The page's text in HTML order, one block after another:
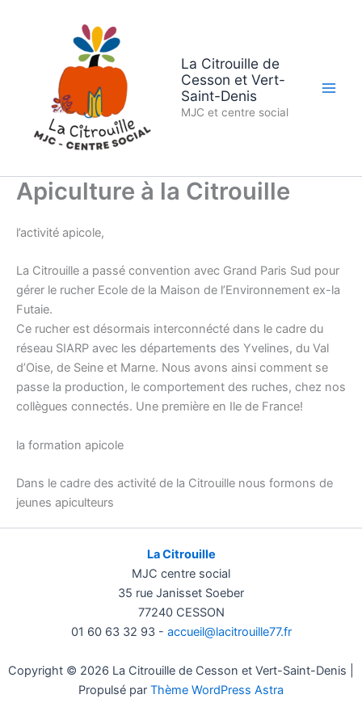
La Citrouille de
Cesson et Vert-
Saint-Denis
MJC et centre social
Apiculture à la Citrouille
l’activité apicole,
La Citrouille a passé convention avec Grand Paris Sud pour
gérer le rucher Ecole de la Maison de l’Environnement ex-la
Futaie.
Ce rucher est désormais interconnécté dans le cadre du
réseau SIARP avec les départements des Yvelines, du Val
d’Oise, de Seine et Marne. Nous avons ainsi comment se
passe la production, le comportement des ruches, chez nos
collègues connectés. Une première en Ile de France!
la formation apicole
Dans le cadre des activité de la Citrouille nous formons de
jeunes apiculteurs
La Citrouille
MJC centre social
35 rue Janisset Soeber
77240 CESSON
01 60 63 32 93 - accueil@lacitrouille77.fr
Copyright © 2026 La Citrouille de Cesson et Vert-Saint-Denis |
Propulsé par Thème WordPress Astra